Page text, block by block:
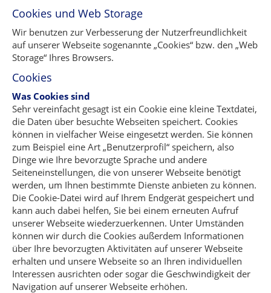
Cookies und Web Storage
Wir benutzen zur Verbesserung der Nutzerfreundlichkeit
auf unserer Webseite sogenannte „Cookies“ bzw. den „Web
Storage“ Ihres Browsers.
Cookies
Was Cookies sind
Sehr vereinfacht gesagt ist ein Cookie eine kleine Textdatei,
die Daten über besuchte Webseiten speichert. Cookies
können in vielfacher Weise eingesetzt werden. Sie können
zum Beispiel eine Art „Benutzerprofil“ speichern, also
Dinge wie Ihre bevorzugte Sprache und andere
Seiteneinstellungen, die von unserer Webseite benötigt
werden, um Ihnen bestimmte Dienste anbieten zu können.
Die Cookie-Datei wird auf Ihrem Endgerät gespeichert und
kann auch dabei helfen, Sie bei einem erneuten Aufruf
unserer Webseite wiederzuerkennen. Unter Umständen
können wir durch die Cookies außerdem Informationen
über Ihre bevorzugten Aktivitäten auf unserer Webseite
erhalten und unsere Webseite so an Ihren individuellen
Interessen ausrichten oder sogar die Geschwindigkeit der
Navigation auf unserer Webseite erhöhen.